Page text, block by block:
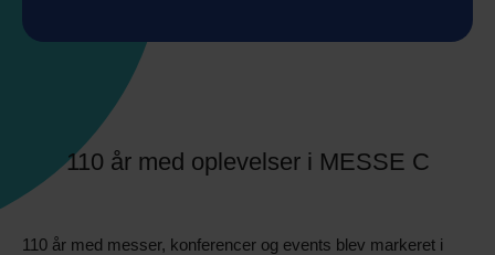
110 år med oplevelser i MESSE C
110 år med messer, konferencer og events blev markeret i